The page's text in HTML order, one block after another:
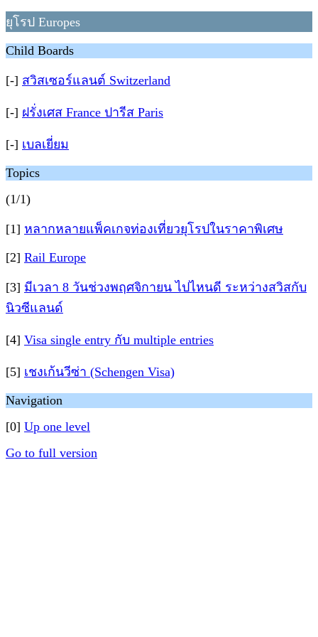
ยุโรป Europes
Child Boards
[-] สวิสเซอร์แลนต์ Switzerland
[-] ฝรั่งเศส France ปารีส Paris
[-] เบลเยี่ยม
Topics
(1/1)
[1] หลากหลายแพ็คเกจท่องเที่ยวยุโรปในราคาพิเศษ
[2] Rail Europe
[3] มีเวลา 8 วันช่วงพฤศจิกายน ไปไหนดี ระหว่างสวิสกับ
นิวซีแลนด์
[4] Visa single entry กับ multiple entries
[5] เชงเก้นวีซ่า (Schengen Visa)
Navigation
[0] Up one level
Go to full version